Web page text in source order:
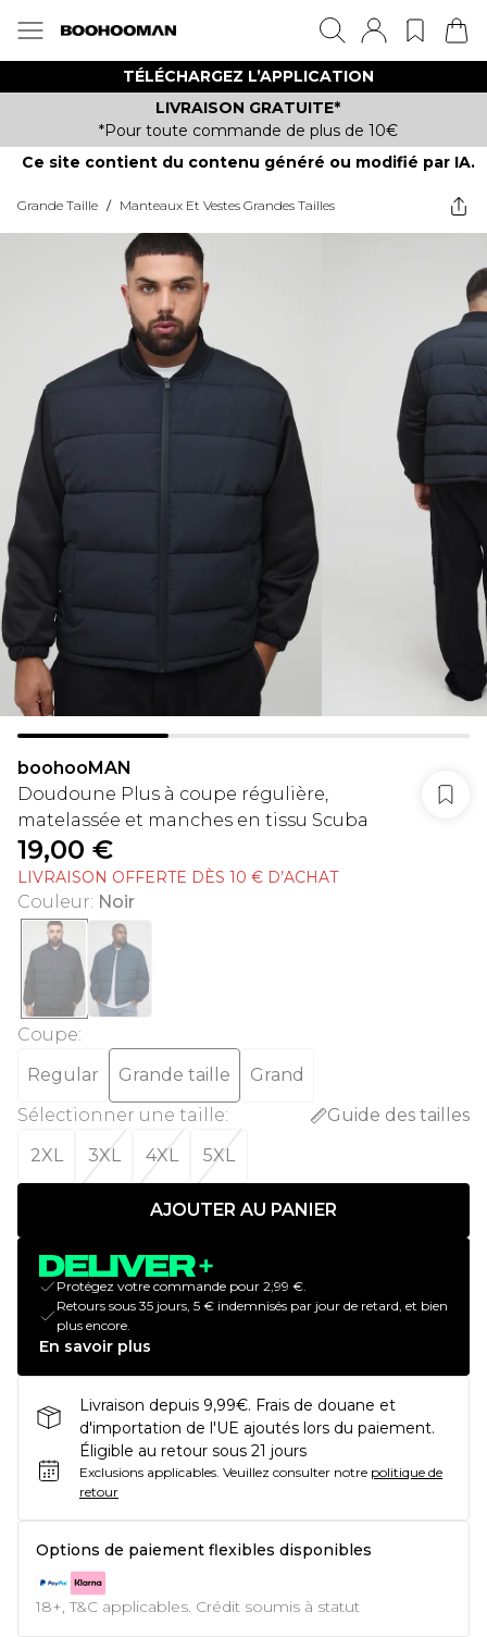
TÉLÉCHARGEZ L’APPLICATION
LIVRAISON GRATUITE*
*Pour toute commande de plus de 10€
Ce site contient du contenu généré ou modifié par IA.
Grande Taille / Manteaux Et Vestes Grandes Tailles
boohooMAN
Doudoune Plus à coupe régulière,
matelassée et manches en tissu Scuba
19,00 €
LIVRAISON OFFERTE DÈS 10 € D’ACHAT
Couleur: Noir
Coupe:
Regular
Grande taille
Grand
Sélectionner une taille:
Guide des tailles
2XL
3XL 4XL 5XL
AJOUTER AU PANIER
Protégez votre commande pour 2,99 €.
Retours sous 35 jours, 5 € indemnisés par jour de retard, et bien
plus encore.
En savoir plus
Livraison depuis 9,99€. Frais de douane et
d'importation de l'UE ajoutés lors du paiement.
Éligible au retour sous 21 jours
Exclusions applicables. Veuillez consulter notre politique de
retour
Options de paiement flexibles disponibles
18+, T&C applicables. Crédit soumis à statut